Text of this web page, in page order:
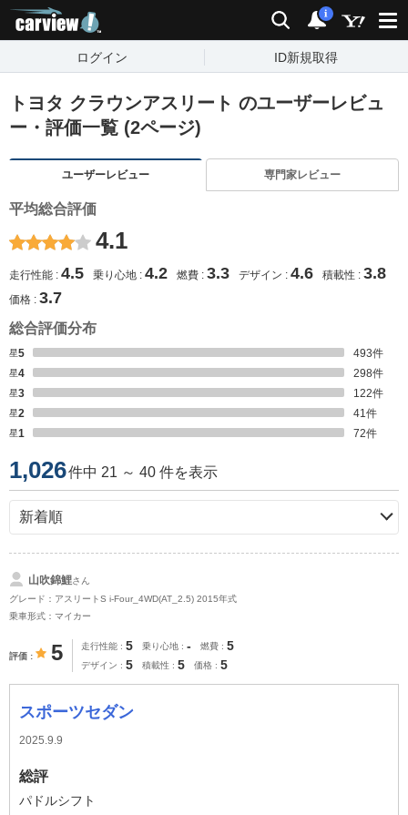
検索 通知
i
ログイン ID新規取得
トヨタ クラウンアスリート のユーザーレビュ
ー・評価一覧 (2ページ)
ユーザーレビュー 専門家レビュー
平均総合評価
4.1
走行性能 4.5 乗り心地 4.2 燃費 3.3 デザイン 4.6 積載性 3.8
価格 3.7
総合評価分布
星5 493件
星4
298件
星3
122件
星2
41件
星1
72件
1,026件中 21 ～ 40 件を表示
山吹錦鯉さん
グレード：アスリートS i-Four_4WD(AT_2.5) 2015年式
乗車形式：マイカー
評価 5 走行性能 5 乗り心地 - 燃費 5
デザイン 5 積載性 5 価格 5
スポーツセダン
2025.9.9
総評
パドルシフト